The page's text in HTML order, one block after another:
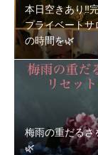
本日空きあり‼️
プライベートサ
の時間を🌿‬
梅雨の重だるさ
🌿‬